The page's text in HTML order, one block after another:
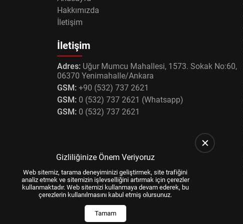
Hakkımızda
İletişim
İletişim
Adres: Uğur Mumcu Mahallesi, 1573. Sokak No:60,
06370 Yenimahalle/Ankara
GSM: +90 (532) 737 2621
GSM: 0 (532) 737 2621 (Whatsapp)
GSM: 0 (532) 737 2621
Gizliliğinize Önem Veriyoruz
Web sitemiz, tarama deneyiminizi geliştirmek, site trafiğini
analiz etmek ve sitemizin işlevselliğini artırmak için çerezler
kullanmaktadır. Web sitemizi kullanmaya devam ederek, bu
çerezlerin kullanılmasını kabul etmiş olursunuz.
Tamam